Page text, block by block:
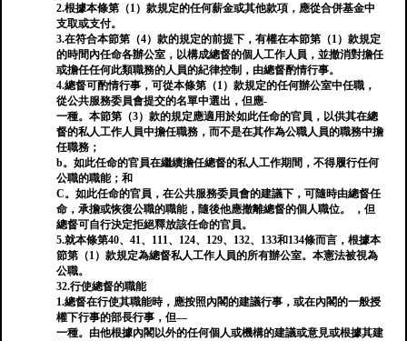
2.根據本條第（1）款規定的任何薪金或其他款項，應從合併基金中
支取或支付。
3.在符合本節第（4）款的規定的前提下，有權在本節第（1）款規定
的時間內任命各辦公室，以構成總督的個人工作人員，並撤消對擔任
或擔任任何此類職務的人員的紀律控制，由總督酌情行事。
4.總督可酌情行事，可從本條第（1）款規定的任何辦公室中任職，
從公共服務委員會提交的名單中選出，但應-
一種。本節第（3）款的規定應適用於如此任命的官員，以供其在總
督的私人工作人員中擔任職務，而不是在其作為公職人員的職務中擔
任職務；
b。如此任命的官員在繼續擔任總督的私人工作期間，不得履行任何
公職的職能；和
C。如此任命的官員，在公共服務委員會的建議下，可隨時由總督任
命，承擔或恢復公職的職能，隨後他應撤離總督的個人職位。 ，但
總督可自行決定拒絕釋放該任命的官員。
5.就本條第40、41、111、124、129、132、133和134條而言，根據本
節第（1）款規定為總督私人工作人員的所有辦公室。本憲法被視為
公職。
32.行使總督的職能
1.總督在行使其職能時，應按照內閣的建議行事，或在內閣的一般授
權下行事的部長行事，但—
一種。由他根據內閣以外的任何個人或機構的建議或意見或根據其建